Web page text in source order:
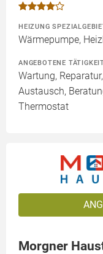
HEIZUNG
Wärmepumpe,
ANGEBOTENE
Wartung,
Austausch,
Thermostat
Morgner